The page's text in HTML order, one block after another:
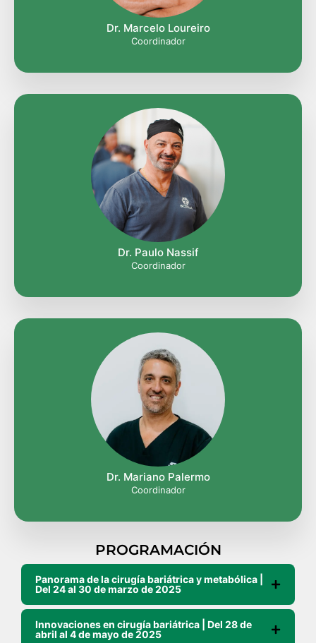
Dr. Marcelo Loureiro
Coordinador
Dr. Paulo Nassif
Coordinador
Dr. Mariano Palermo
Coordinador
PROGRAMACIÓN
Panorama de la cirugía bariátrica y metabólica |
Del 24 al 30 de marzo de 2025
Innovaciones en cirugía bariátrica | Del 28 de
abril al 4 de mayo de 2025